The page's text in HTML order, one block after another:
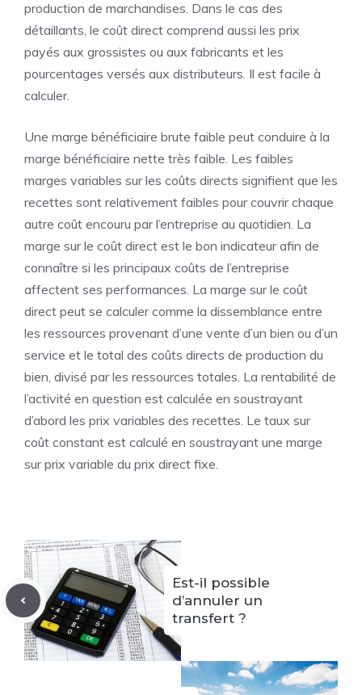
production de marchandises. Dans le cas des
détaillants, le coût direct comprend aussi les prix
payés aux grossistes ou aux fabricants et les
pourcentages versés aux distributeurs. Il est facile à
calculer.
Une marge bénéficiaire brute faible peut conduire à la
marge bénéficiaire nette très faible. Les faibles
marges variables sur les coûts directs signifient que les
recettes sont relativement faibles pour couvrir chaque
autre coût encouru par l’entreprise au quotidien. La
marge sur le coût direct est le bon indicateur afin de
connaître si les principaux coûts de l’entreprise
affectent ses performances. La marge sur le coût
direct peut se calculer comme la dissemblance entre
les ressources provenant d’une vente d’un bien ou d’un
service et le total des coûts directs de production du
bien, divisé par les ressources totales. La rentabilité de
l’activité en question est calculée en soustrayant
d’abord les prix variables des recettes. Le taux sur
coût constant est calculé en soustrayant une marge
sur prix variable du prix direct fixe.
Est-il possible
d’annuler un
transfert ?